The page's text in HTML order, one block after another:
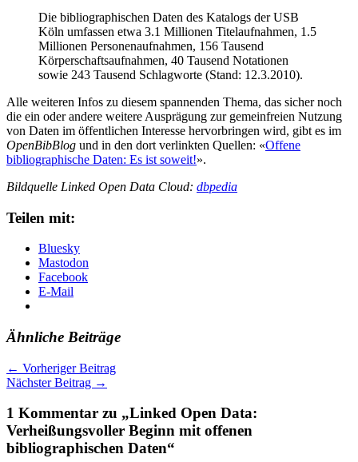
Die bibliographischen Daten des Katalogs der USB
Köln umfassen etwa 3.1 Millionen Titelaufnahmen, 1.5
Millionen Personenaufnahmen, 156 Tausend
Körperschaftsaufnahmen, 40 Tausend Notationen
sowie 243 Tausend Schlagworte (Stand: 12.3.2010).
Alle weiteren Infos zu diesem spannenden Thema, das sicher noch
die ein oder andere weitere Ausprägung zur gemeinfreien Nutzung
von Daten im öffentlichen Interesse hervorbringen wird, gibt es im
OpenBibBlog und in den dort verlinkten Quellen: «Offene
bibliographische Daten: Es ist soweit!».
Bildquelle Linked Open Data Cloud: dbpedia
Teilen mit:
Bluesky
Mastodon
Facebook
E-Mail
Ähnliche Beiträge
← Vorheriger Beitrag
Nächster Beitrag →
1 Kommentar zu „Linked Open Data:
Verheißungsvoller Beginn mit offenen
bibliographischen Daten“